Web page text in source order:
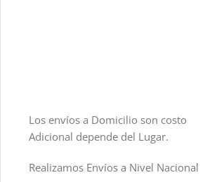
Los envíos a Domicilio son costo
Adicional depende del Lugar.
Realizamos Envíos a Nivel Nacional